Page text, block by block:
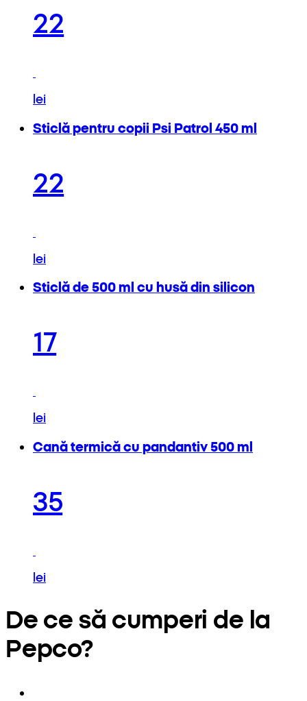
22
lei
Sticlă pentru copii Psi Patrol 450 ml
22
lei
Sticlă de 500 ml cu husă din silicon
17
lei
Cană termică cu pandantiv 500 ml
35
lei
De ce să cumperi de la
Pepco?